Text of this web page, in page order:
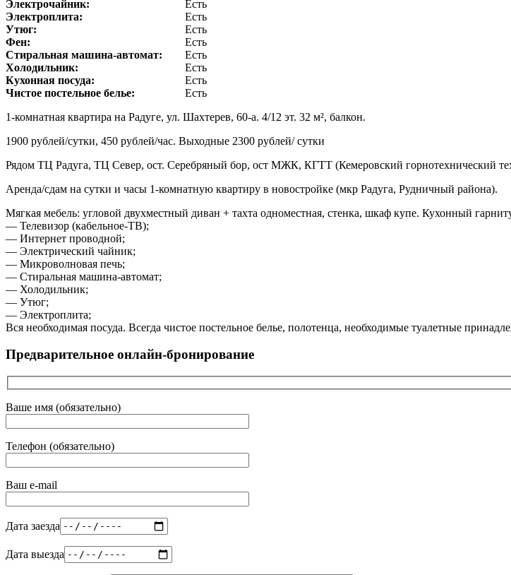
Электрочайник:
Есть
Электроплита:
Есть
Утюг:
Есть
Фен:
Есть
Стиральная машина-автомат:
Есть
Холодильник:
Есть
Кухонная посуда:
Есть
Чистое постельное белье:
Есть
1-комнатная квартира на Радуге, ул. Шахтерев, 60-а. 4/12 эт. 32 м², балкон.
1900 рублей/сутки, 450 рублей/час. Выходные 2300 рублей/ сутки
Рядом ТЦ Радуга, ТЦ Север, ост. Серебряный бор, ост МЖК, КГТТ (Кемеровский горнотехнический
Аренда/сдам на сутки и часы 1-комнатную квартиру в новостройке (мкр Радуга, Рудничный района).
Мягкая мебель: угловой двухместный диван + тахта одноместная, стенка, шкаф купе. Кухонный
— Телевизор (кабельное-ТВ);
— Интернет проводной;
— Электрический чайник;
— Микроволновая печь;
— Стиральная машина-автомат;
— Холодильник;
— Утюг;
— Электроплита;
Вся необходимая посуда. Всегда чистое постельное белье, полотенца, необходимые туалетные
Предварительное онлайн-бронирование
Ваше имя (обязательно)
Телефон (обязательно)
Ваш e-mail
Дата заезда
Дата выезда